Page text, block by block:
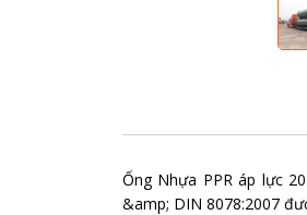
Ống Nhựa PPR áp lực
&amp; DIN 8078:2007